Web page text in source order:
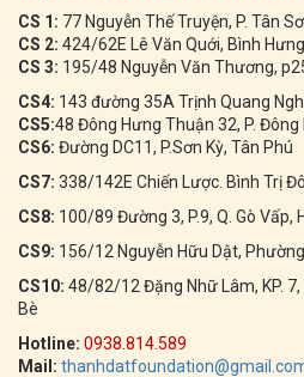
CS 1: 77 Nguyễn Thế Truyện, P. Tân
CS 2: 424/62E Lê Văn Quới, Bình
CS 3: 195/48 Nguyễn Văn Thương,
CS4: 143 đường 35A Trịnh Quang
CS5:48 Đông Hưng Thuận 32, P.
CS6: Đường DC11, P.Sơn Kỳ, Tân Phú
CS7: 338/142E Chiến Lược. Bình Trị
CS8: 100/89 Đường 3, P.9, Q. Gò Vấp,
CS9: 156/12 Nguyễn Hữu Dật,
CS10: 48/82/12 Đặng Nhữ Lâm, KP. 7,
Bè
Hotline: 0938.814.589
Mail: